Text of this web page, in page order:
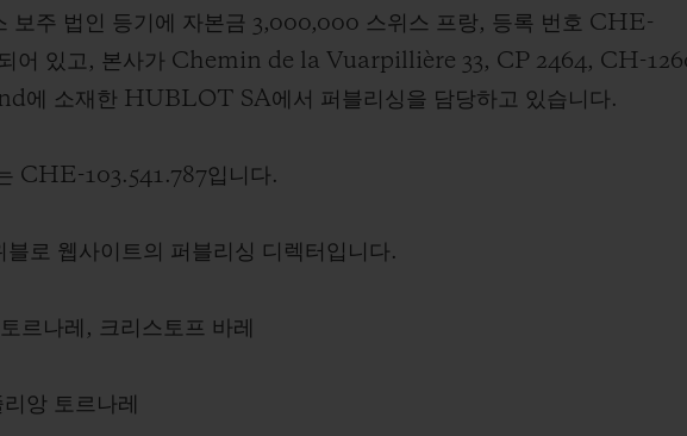
보주 법인 등기에 자본금 3,000,000 스위스 프랑, 등록 번호 CHE-
되어 있고, 본사가 Chemin de la Vuarpillière 33, CP 2464, CH-
에 소재한 HUBLOT SA에서 퍼블리싱을 담당하고 있습니다.
CHE-103.541.787입니다.
블로 웹사이트의 퍼블리싱 디렉터입니다.
르나레, 크리스토프 바레
앙 토르나레
러 세라믹 피치 세라믹
비스